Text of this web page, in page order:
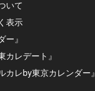
いて
表示
ー』
レデート』
カレby東京カレンダー』